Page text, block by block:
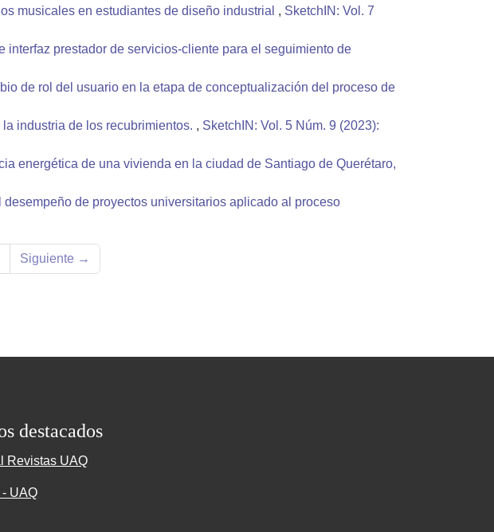
musicales en estudiantes de diseño industrial , SketchIN: Vol. 7
interfaz prestador de servicios-cliente para el seguimiento de
de rol del usuario en la etapa de conceptualización del proceso de
industria de los recubrimientos. , SketchIN: Vol. 5 Núm. 9 (2023):
energética de una vivienda en la ciudad de Santiago de Querétaro,
desempeño de proyectos universitarios aplicado al proceso
Siguiente →
destacados
Revistas UAQ
- UAQ